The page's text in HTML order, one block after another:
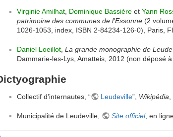
Virginie Amilhat Dominique Bassière et Yann
patrimoine des communes de l'Essonne (2
1026-1053, index, ISBN 2-84234-126-0), Paris,
Daniel Loeillot La grande monographie de
Dammarie-les-Lys, Amatteis, 2012 (non déposé à
Collectif d'internautes, “ Leudeville”, Wikipédia,
Municipalité de Leudeville, Site officiel, en